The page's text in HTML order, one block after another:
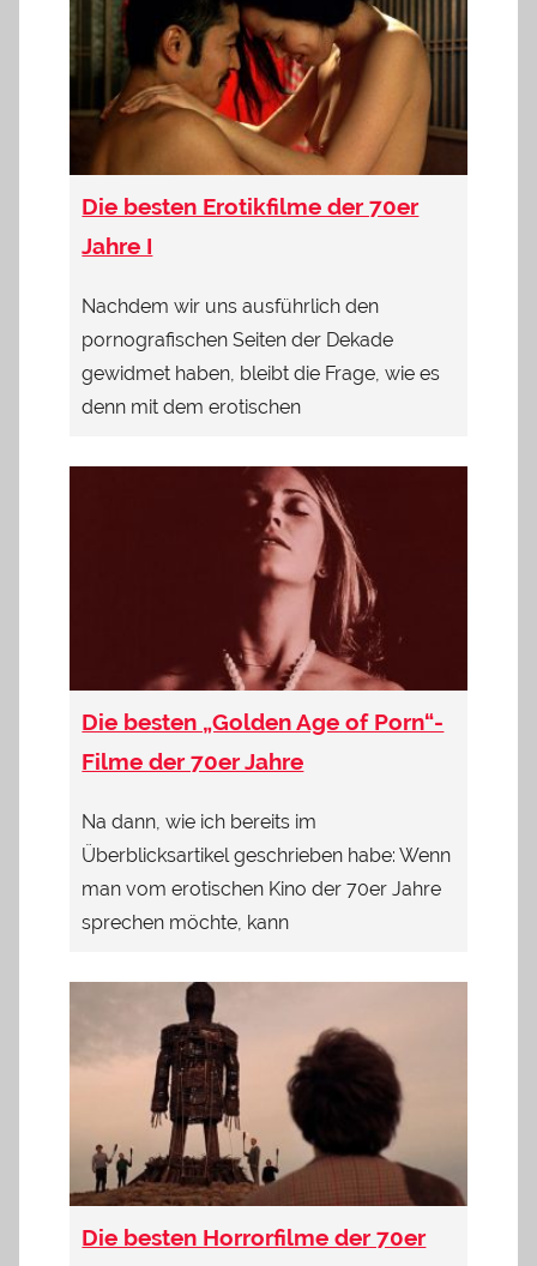
Die besten Erotikfilme der 70er
Jahre I
Nachdem wir uns ausführlich den
pornografischen Seiten der Dekade
gewidmet haben, bleibt die Frage, wie es
denn mit dem erotischen
Die besten „Golden Age of Porn“-
Filme der 70er Jahre
Na dann, wie ich bereits im
Überblicksartikel geschrieben habe: Wenn
man vom erotischen Kino der 70er Jahre
sprechen möchte, kann
Die besten Horrorfilme der 70er